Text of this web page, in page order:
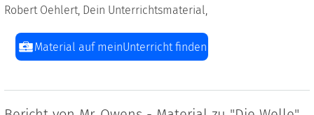
Robert Oehlert, Dein Unterrichtsmaterial,
Material auf meinUnterricht finden